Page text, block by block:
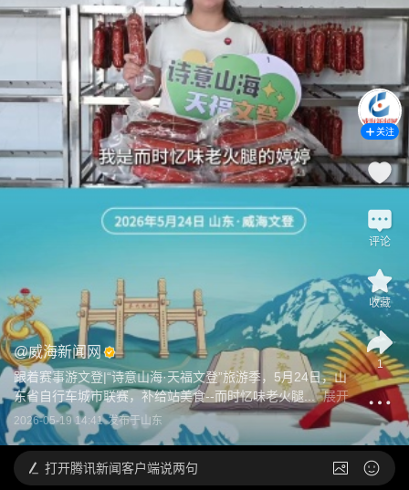
@威海新闻网
跟着赛事游文登|“诗意山海·天福文登”旅游季，5月24日，山
东省自行车城市联赛，补给站美食--而时忆味老火腿... 展开
2026-05-19 14:41 发布于山东
关注
评论
收藏
1
打开腾讯新闻客户端说两句